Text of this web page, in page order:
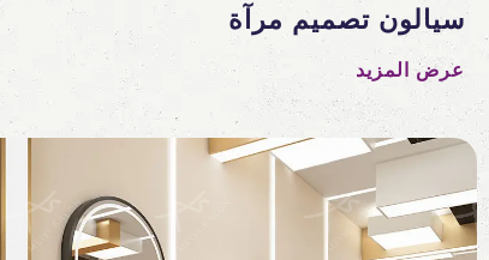
سيالون تصميم مرآة
عرض المزيد